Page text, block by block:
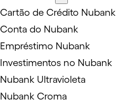
Cartão de Crédito Nubank
Conta do Nubank
Empréstimo Nubank
Investimentos no Nubank
Nubank Ultravioleta
Nubank Croma